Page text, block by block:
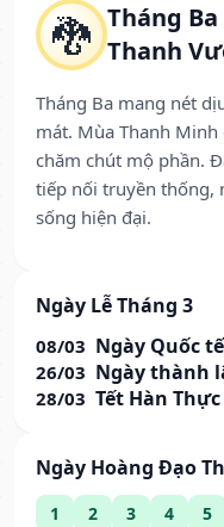
🐉 Tháng
Thanh
Tháng Ba mang nét
mát. Mùa Thanh
chăm chút mộ phần.
tiếp nối truyền thống,
sống hiện đại.
Ngày Lễ Tháng 3
08/03 Ngày Quốc
26/03 Ngày thành
28/03 Tết Hàn Thực
Ngày Hoàng Đạo
1 2 3 4 5